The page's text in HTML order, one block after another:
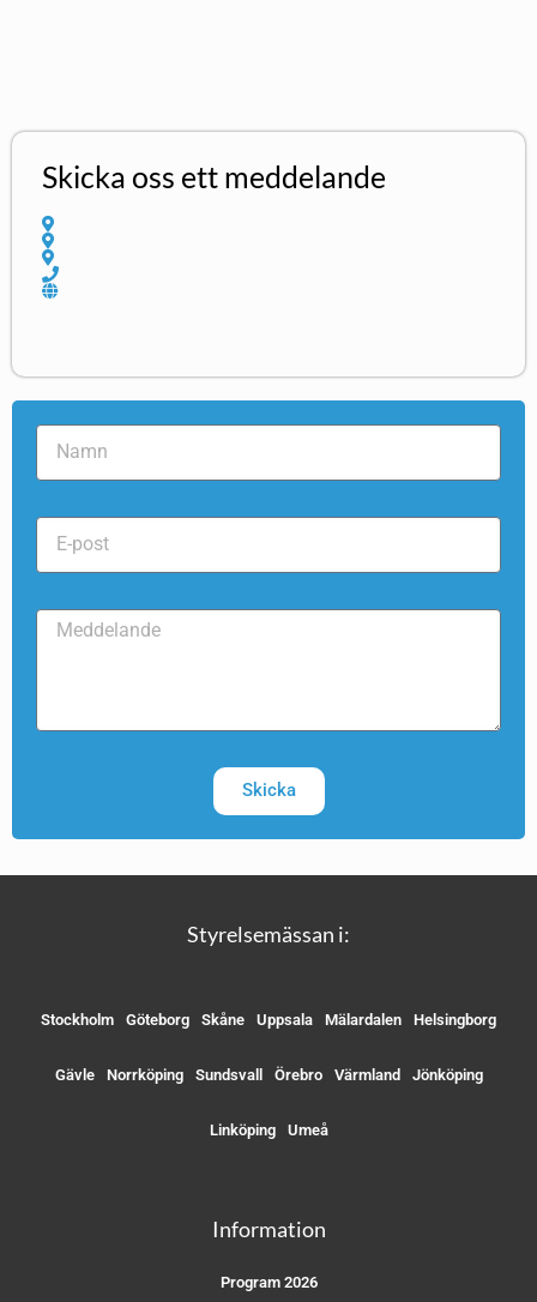
Skicka oss ett meddelande
Skicka
Styrelsemässan i:
Stockholm Göteborg Skåne Uppsala Mälardalen Helsingborg
Gävle Norrköping Sundsvall Örebro Värmland Jönköping
Linköping Umeå
Information
Program 2026